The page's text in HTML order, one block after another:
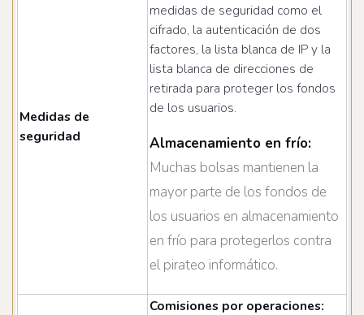
Medidas de
seguridad
medidas de seguridad como el
cifrado, la autenticación de dos
factores, la lista blanca de IP y la
lista blanca de direcciones de
retirada para proteger los fondos
de los usuarios.
Almacenamiento en frío:
Muchas bolsas mantienen la
mayor parte de los fondos de
los usuarios en almacenamiento
en frío para protegerlos contra
el pirateo informático.
Comisiones por operaciones: